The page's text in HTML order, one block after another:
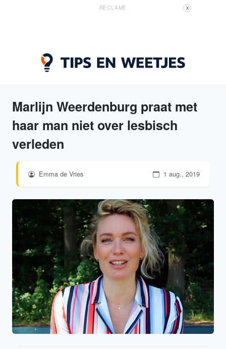
RECLAME X
Marlijn Weerdenburg praat met
haar man niet over lesbisch
verleden
Emma de Vries 1 aug., 2019